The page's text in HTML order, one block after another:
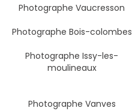
Photographe Vaucresson
Photographe Bois-colombes
Photographe Issy-les-
moulineaux
Photographe Vanves